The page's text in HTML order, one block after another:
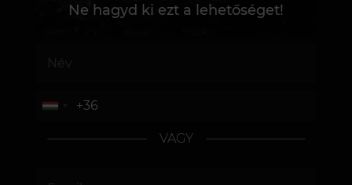
Ne hagyd ki ezt a lehetőséget!
VAGY